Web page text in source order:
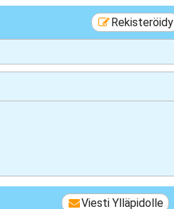
Rekisteröidy
Viesti Ylläpidolle